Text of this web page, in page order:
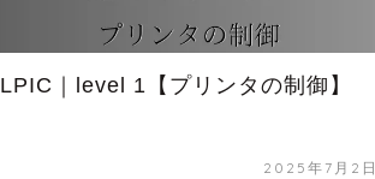
LPIC｜level 1【プリンタの制御】
2025年7月2日